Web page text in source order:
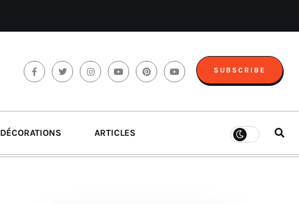
SUBSCRIBE
DÉCORATIONS ARTICLES